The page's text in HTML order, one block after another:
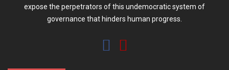
expose the perpetrators of this undemocratic system of
governance that hinders human progress.